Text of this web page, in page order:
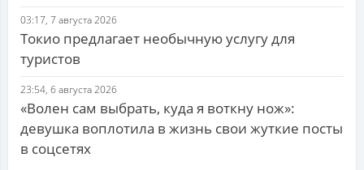
03:17, 7 августа 2026
Токио предлагает необычную услугу для
туристов
23:54, 6 августа 2026
«Волен сам выбрать, куда я воткну нож»:
девушка воплотила в жизнь свои жуткие посты
в соцсетях